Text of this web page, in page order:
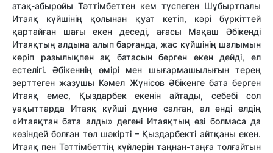
атақ-абыройы Тәттімбеттен кем түспеген Шұбыртпалы
Итаяқ күйшінің қолынан қуат кетіп, кәрі бүркіттей
қартайған шағы екен деседі, ағасы Мақаш Әбікенді
Итаяқтың алдына алып барғанда, жас күйшінің шалымын
көріп разылықпен ақ батасын берген екен дейді, ел
естелігі. Әбікеннің өмірі мен шығармашылығын терең
зерттеген жазушы Кәмел Жүнісов Әбікенге бата берген
Итаяқ емес, Қыздарбек екенін айтады, себебі сол
уақыттарда Итаяқ күйші дүние салған, ал енді елдің
«Итаяқтан бата алды» дегені Итаяқтың өзі болмаса да
көзіндей болған төл шәкірті – Қыздарбекті айтқаны екен.
Итаяқ пен Тәттімбеттің күйлерін таңнан-таңға толғайтын